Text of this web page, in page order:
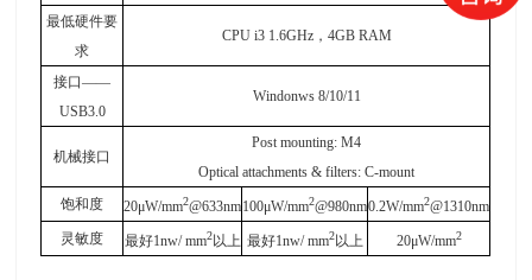
最低硬件要
求
CPU i3 1.6GHz，4GB RAM
接口——
USB3.0
Windonws 8/10/11
机械接口
Post mounting: M4
Optical attachments & filters: C-mount
饱和度
20μW/mm2@633nm100μW/mm2@980nm0.2W/mm2@1310nm
灵敏度
最好1nw/ mm2以上 最好1nw/ mm2以上 20μW/mm2